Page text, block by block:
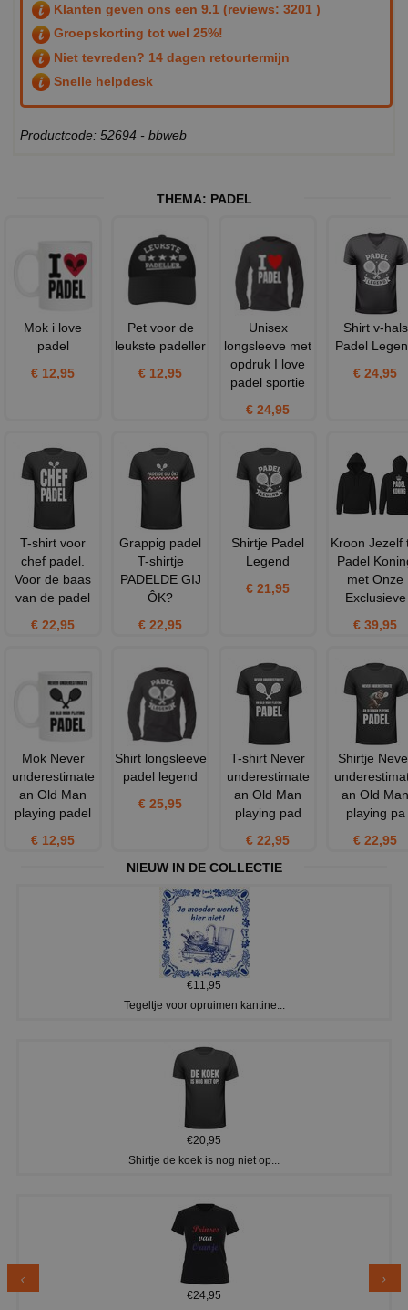
Klanten geven ons een 9.1 (reviews: 3201 )
Groepskorting tot wel 25%!
Niet tevreden? 14 dagen retourtermijn
Snelle helpdesk
Productcode: 52694 - bbweb
THEMA: PADEL
Mok i love
padel
€ 12,95
Pet voor de
leukste padeller
€ 12,95
Unisex
longsleeve met
opdruk I love
padel sportie
€ 24,95
Shirt v-hals
Padel
€ 24,95
T-shirt voor
chef padel.
Voor de baas
van de padel
€ 22,95
Grappig padel
T-shirtje
PADELDE GIJ
ÔK?
€ 22,95
Shirtje Padel
Legend
€ 21,95
Kroon Jezelf
Padel
met Onze
Exclusieve
€ 39,95
Mok Never
underestimate
an Old Man
playing padel
€ 12,95
Shirt longsleeve
padel legend
€ 25,95
T-shirt Never
underestimate
an Old Man
playing pad
€ 22,95
Shirtje
an Old Man
playing pa
€ 22,95
NIEUW IN DE COLLECTIE
€11,95
Tegeltje voor opruimen kantine...
€20,95
Shirtje de koek is nog niet op...
€24,95